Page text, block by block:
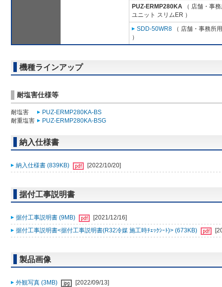
PUZ-ERMP280KA （ 店舗・事
ユニット スリムER ）
SDD-50WR8 （ 店舗・事務所
）
機種ラインアップ
耐塩害仕様等
耐塩害
PUZ-ERMP280KA-BS
耐重塩害
PUZ-ERMP280KA-BSG
納入仕様書
納入仕様書 (839KB) [2022/10/20]
据付工事説明書
据付工事説明書 (9MB)
[2021/12/16]
据付工事説明書<据付工事説明書(R32冷媒 施工時ﾁｪｯｸｼｰﾄ)> (673KB)
製品画像
外観写真 (3MB) [2022/09/13]